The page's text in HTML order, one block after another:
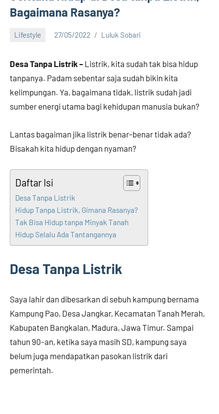
Bagaimana Rasanya?
Lifestyle 27/05/2022 Luluk Sobari
Desa Tanpa Listrik – Listrik, kita sudah tak bisa hidup
tanpanya. Padam sebentar saja sudah bikin kita
kelimpungan. Ya, bagaimana tidak, listrik sudah jadi
sumber energi utama bagi kehidupan manusia bukan?
Lantas bagaiman jika listrik benar-benar tidak ada?
Bisakah kita hidup dengan nyaman?
Daftar Isi
Desa Tanpa Listrik
Hidup Tanpa Listrik, Gimana Rasanya?
Tak Bisa Hidup tanpa Minyak Tanah
Hidup Selalu Ada Tantangannya
Desa Tanpa Listrik
Saya lahir dan dibesarkan di sebuh kampung bernama
Kampung Pao, Desa Jangkar, Kecamatan Tanah Merah,
Kabupaten Bangkalan, Madura, Jawa Timur. Sampai
tahun 90-an, ketika saya masih SD, kampung saya
belum juga mendapatkan pasokan listrik dari
pemerintah.